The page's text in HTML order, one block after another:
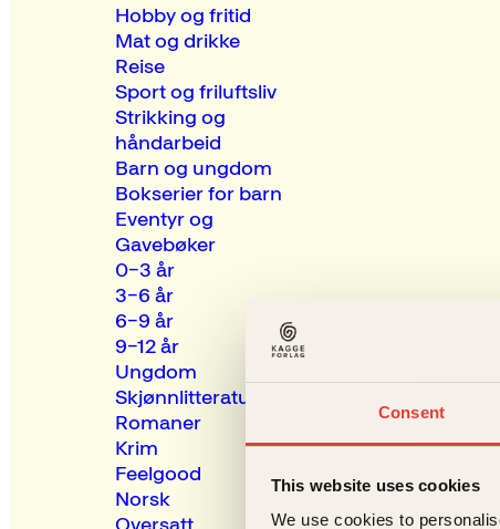
Consent
This website uses cookies
We use cookies to
Hobby og fritid
Mat og drikke
Reise
Sport og friluftsliv
Strikking og
håndarbeid
Barn og ungdom
Bokserier for barn
Eventyr og
Gavebøker
0–3 år
3–6 år
6–9 år
9–12 år
Ungdom
Skjønnlitteratur
Romaner
Krim
Feelgood
Norsk